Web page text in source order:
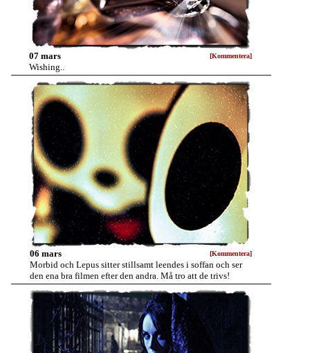
07 mars [Kommentera]
Wishing..
06 mars [Kommentera]
Morbid och Lepus sitter stillsamt leendes i soffan och ser
den ena bra filmen efter den andra. Må tro att de trivs!